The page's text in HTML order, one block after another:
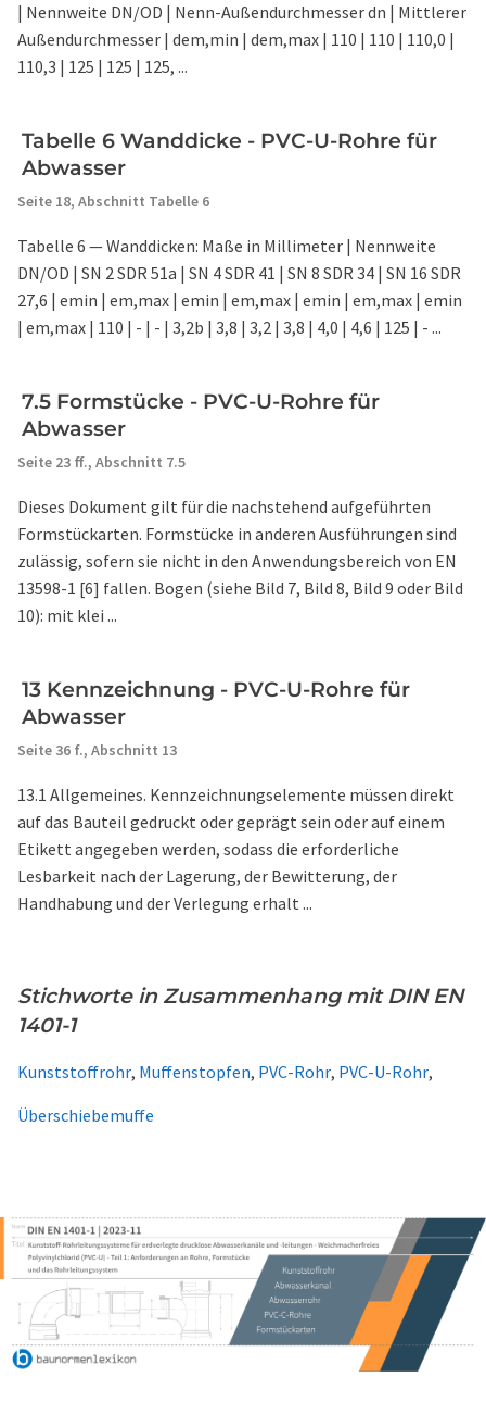
| Nennweite DN/OD | Nenn-Außendurchmesser dn | Mittlerer
Außendurchmesser | dem,min | dem,max | 110 | 110 | 110,0 |
110,3 | 125 | 125 | 125, ...
Tabelle 6 Wanddicke - PVC-U-Rohre für
Abwasser
Seite 18, Abschnitt Tabelle 6
Tabelle 6 — Wanddicken: Maße in Millimeter | Nennweite
DN/OD | SN 2 SDR 51a | SN 4 SDR 41 | SN 8 SDR 34 | SN 16 SDR
27,6 | emin | em,max | emin | em,max | emin | em,max | emin
| em,max | 110 | - | - | 3,2b | 3,8 | 3,2 | 3,8 | 4,0 | 4,6 | 125 | - ...
7.5 Formstücke - PVC-U-Rohre für
Abwasser
Seite 23 ff., Abschnitt 7.5
Dieses Dokument gilt für die nachstehend aufgeführten
Formstückarten. Formstücke in anderen Ausführungen sind
zulässig, sofern sie nicht in den Anwendungsbereich von EN
13598-1 [6] fallen. Bogen (siehe Bild 7, Bild 8, Bild 9 oder Bild
10): mit klei ...
13 Kennzeichnung - PVC-U-Rohre für
Abwasser
Seite 36 f., Abschnitt 13
13.1 Allgemeines. Kennzeichnungselemente müssen direkt
auf das Bauteil gedruckt oder geprägt sein oder auf einem
Etikett angegeben werden, sodass die erforderliche
Lesbarkeit nach der Lagerung, der Bewitterung, der
Handhabung und der Verlegung erhalt ...
Stichworte in Zusammenhang mit DIN EN
1401-1
Kunststoffrohr, Muffenstopfen, PVC-Rohr, PVC-U-Rohr,
Überschiebemuffe